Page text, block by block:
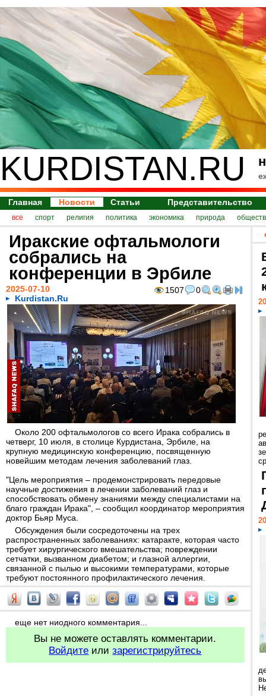
KURDISTAN.RU
Главная Новости Статьи Представительство
все спорт религия политика экономика природа
Иракские офтальмологи
собрались на
конференции в Эрбиле
1507 0
2025-07-10
Kurdistan.Ru
Около 200 офтальмологов со всего Ирака собрались в
четверг, 10 июля, в столице Курдистана, Эрбиле, на
крупную медицинскую конференцию, посвященную
новейшим методам лечения заболеваний глаз.
"Цель мероприятия – продемонстрировать передовые
научные достижения в лечении заболеваний глаз и
способствовать обмену знаниями между специалистами на
благо граждан Ирака", – сообщил координатор мероприятия
доктор Бьяр Муса.
Обсуждения были сосредоточены на трех
распространенных заболеваниях: катаракте, которая часто
требует хирургического вмешательства; повреждении
сетчатки, вызванном диабетом; и глазной аллергии,
связанной с пылью и высокими температурами, которые
требуют постоянного профилактического лечения.
еще нет ниодного комментария...
Вы не можете оставлять комментарии.
Войдите илизарегистрируйтесь